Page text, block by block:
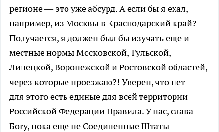
регионе — это уже абсурд. А если бы я ехал,
например, из Москвы в Краснодарский край?
Получается, я должен был бы изучать еще и
местные нормы Московской, Тульской,
Липецкой, Воронежской и Ростовской областей,
через которые проезжаю?! Уверен, что нет —
для этого есть единые для всей территории
Российской Федерации Правила. У нас, слава
Богу, пока еще не Соединенные Штаты